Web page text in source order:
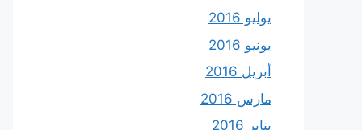
يوليو 2016
يونيو 2016
أبريل 2016
مارس 2016
يناير 2016